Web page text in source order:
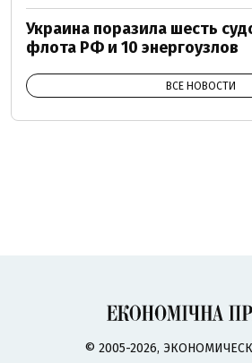
Украина поразила шесть
флота РФ и 10 энергоузлов
ВСЕ НОВОСТИ
© 2005-2026,